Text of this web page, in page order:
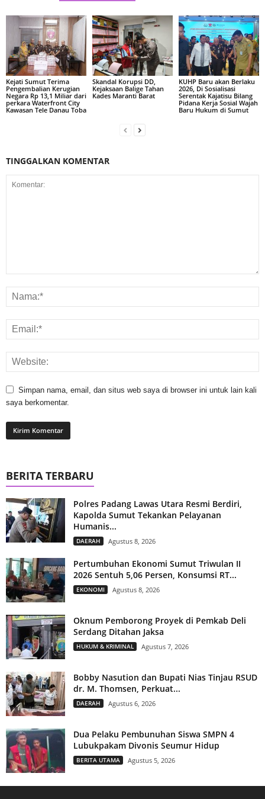
Kejati Sumut Terima
Pengembalian Kerugian
Negara Rp 13,1 Miliar dari
perkara Waterfront City
Kawasan Tele Danau Toba
Skandal Korupsi DD,
Kejaksaan Balige Tahan
Kades Maranti Barat
KUHP Baru akan Berlaku
2026, Di Sosialisasi
Serentak Kajatisu Bilang
Pidana Kerja Sosial Wajah
Baru Hukum di Sumut
TINGGALKAN KOMENTAR
Simpan nama, email, dan situs web saya di browser ini untuk lain kali
saya berkomentar.
BERITA TERBARU
Polres Padang Lawas Utara Resmi Berdiri,
Kapolda Sumut Tekankan Pelayanan
Humanis...
DAERAH Agustus 8, 2026
Pertumbuhan Ekonomi Sumut Triwulan II
2026 Sentuh 5,06 Persen, Konsumsi RT...
EKONOMI Agustus 8, 2026
Oknum Pemborong Proyek di Pemkab Deli
Serdang Ditahan Jaksa
HUKUM & KRIMINAL Agustus 7, 2026
Bobby Nasution dan Bupati Nias Tinjau RSUD
dr. M. Thomsen, Perkuat...
DAERAH Agustus 6, 2026
Dua Pelaku Pembunuhan Siswa SMPN 4
Lubukpakam Divonis Seumur Hidup
BERITA UTAMA Agustus 5, 2026